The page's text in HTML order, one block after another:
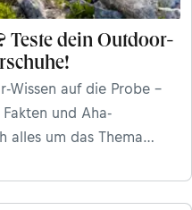
Teste dein Outdoor-
Wissen auf die Probe –
und Aha-
alles um das Thema
du dich wirklich aus?
von der Wahrheit